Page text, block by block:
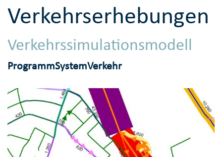
Verkehrserhebungen
Verkehrssimulationsmodell
ProgrammSystemVerkehr